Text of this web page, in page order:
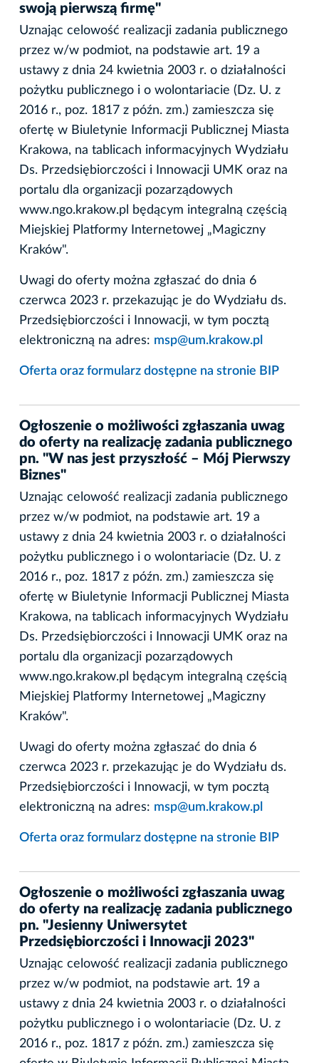
swoją pierwszą firmę"
Uznając celowość realizacji zadania publicznego
przez w/w podmiot, na podstawie art. 19 a
ustawy z dnia 24 kwietnia 2003 r. o działalności
pożytku publicznego i o wolontariacie (Dz. U. z
2016 r., poz. 1817 z późn. zm.) zamieszcza się
ofertę w Biuletynie Informacji Publicznej Miasta
Krakowa, na tablicach informacyjnych Wydziału
Ds. Przedsiębiorczości i Innowacji UMK oraz na
portalu dla organizacji pozarządowych
www.ngo.krakow.pl będącym integralną częścią
Miejskiej Platformy Internetowej „Magiczny
Kraków".
Uwagi do oferty można zgłaszać do dnia 6
czerwca 2023 r. przekazując je do Wydziału ds.
Przedsiębiorczości i Innowacji, w tym pocztą
elektroniczną na adres: msp@um.krakow.pl
Oferta oraz formularz dostępne na stronie BIP
Ogłoszenie o możliwości zgłaszania uwag
do oferty na realizację zadania publicznego
pn. "W nas jest przyszłość – Mój Pierwszy
Biznes"
Uznając celowość realizacji zadania publicznego
przez w/w podmiot, na podstawie art. 19 a
ustawy z dnia 24 kwietnia 2003 r. o działalności
pożytku publicznego i o wolontariacie (Dz. U. z
2016 r., poz. 1817 z późn. zm.) zamieszcza się
ofertę w Biuletynie Informacji Publicznej Miasta
Krakowa, na tablicach informacyjnych Wydziału
Ds. Przedsiębiorczości i Innowacji UMK oraz na
portalu dla organizacji pozarządowych
www.ngo.krakow.pl będącym integralną częścią
Miejskiej Platformy Internetowej „Magiczny
Kraków".
Uwagi do oferty można zgłaszać do dnia 6
czerwca 2023 r. przekazując je do Wydziału ds.
Przedsiębiorczości i Innowacji, w tym pocztą
elektroniczną na adres: msp@um.krakow.pl
Oferta oraz formularz dostępne na stronie BIP
Ogłoszenie o możliwości zgłaszania uwag
do oferty na realizację zadania publicznego
pn. "Jesienny Uniwersytet
Przedsiębiorczości i Innowacji 2023"
Uznając celowość realizacji zadania publicznego
przez w/w podmiot, na podstawie art. 19 a
ustawy z dnia 24 kwietnia 2003 r. o działalności
pożytku publicznego i o wolontariacie (Dz. U. z
2016 r., poz. 1817 z późn. zm.) zamieszcza się